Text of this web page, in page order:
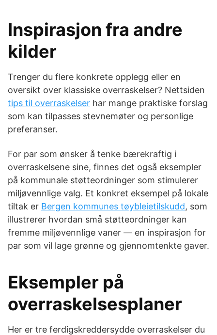
Inspirasjon fra andre
kilder
Trenger du flere konkrete opplegg eller en
oversikt over klassiske overraskelser? Nettsiden
tips til overraskelser har mange praktiske forslag
som kan tilpasses stevnemøter og personlige
preferanser.
For par som ønsker å tenke bærekraftig i
overraskelsene sine, finnes det også eksempler
på kommunale støtteordninger som stimulerer
miljøvennlige valg. Et konkret eksempel på lokale
tiltak er Bergen kommunes tøybleietilskudd, som
illustrerer hvordan små støtteordninger kan
fremme miljøvennlige vaner — en inspirasjon for
par som vil lage grønne og gjennomtenkte gaver.
Eksempler på
overraskelsesplaner
Her er tre ferdigskreddersydde overraskelser du